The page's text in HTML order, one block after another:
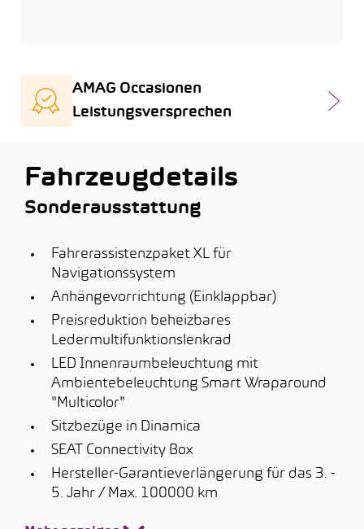
AMAG Occasionen
Leistungsversprechen
Fahrzeugdetails
Sonderausstattung
Fahrerassistenzpaket XL für
Navigationssystem
Anhängevorrichtung (Einklappbar)
Preisreduktion beheizbares
Ledermultifunktionslenkrad
LED Innenraumbeleuchtung mit
Ambientebeleuchtung Smart Wraparound
"Multicolor"
Sitzbezüge in Dinamica
SEAT Connectivity Box
Hersteller-Garantieverlängerung für das 3. -
5. Jahr / Max. 100000 km